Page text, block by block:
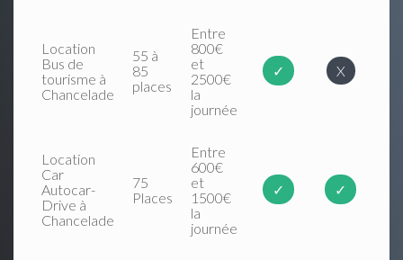
Location
Bus de
tourisme à
Chancelade
55 à
85
places
Entre
800€
et
2500€
la
journée
✓ X
Location
Car
Autocar-
Drive à
Chancelade
75
Places
Entre
600€
et
1500€
la
journée
✓ ✓